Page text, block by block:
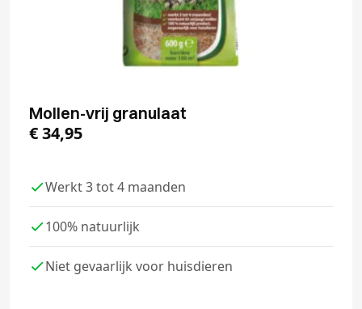
Mollen-vrij granulaat
€34,95
Werkt 3 tot 4 maanden
100% natuurlijk
Niet gevaarlijk voor huisdieren